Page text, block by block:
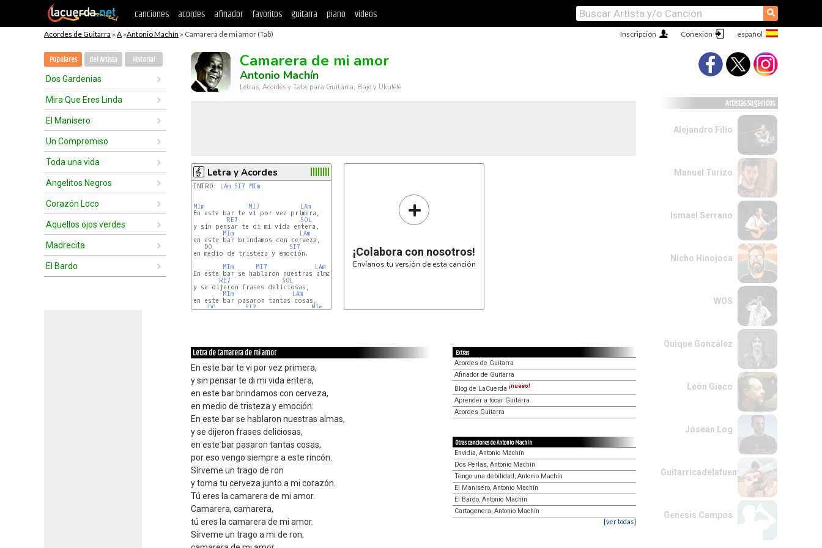
canciones acordes afinador favoritos guitarra piano videos ⚲
Acordes de Guitarra » A »Antonio Machín » Camarera de mi amor (Tab) Conexión
Inscripción
Populares del Artista Historial
Dos Gardenias
Mira Que Eres Linda
El Manisero
Un Compromiso
Toda una vida
Angelitos Negros
Corazón Loco
Aquellos ojos verdes
Madrecita
El Bardo
Camarera de mi amor
Antonio Machín
Letras, Acordes y Tabs para Guitarra, Bajo y Ukulele
Letra y Acordes
INTRO: LAm SI7 MIm
MIm MI7
LAm
En este bar te vi por vez primera,
RE7
SOL
y sin pensar te di mi vida entera,
MIm
LAm
en este bar brindamos con cerveza,
DO
SI7
en medio de tristeza y emoción.
MIm
MI7
LAm
En este bar se hablaron nuestras almas,
RE7
SOL
y se dijeron frases deliciosas,
MIm
LAm
en este bar pasaron tantas cosas,
DO
SI7
MIm
+
¡Colabora con nosotros!
Envíanos tu versión de esta canción
Letra de Camarera de mi amor
En este bar te vi por vez primera,
y sin pensar te di mi vida entera,
en este bar brindamos con cerveza,
en medio de tristeza y emoción.
En este bar se hablaron nuestras almas,
y se dijeron frases deliciosas,
en este bar pasaron tantas cosas,
por eso vengo siempre a este rincón.
Sírveme un trago de ron
y toma tu cerveza junto a mi corazón.
Tú eres la camarera de mi amor.
Camarera, camarera,
tú eres la camarera de mi amor.
Sírveme un trago a mi de ron,
Extras
Acordes de Guitarra
Afinador de Guitarra
Blog de LaCuerda ¡nuevo!
Aprender a tocar Guitarra
Acordes Guitarra
Otras canciones de Antonio Machín
Envidia, Antonio Machín
Dos Perlas, Antonio Machín
Tengo una debilidad, Antonio Machín
El Manisero, Antonio Machín
El Bardo, Antonio Machín
Cartagenera, Antonio Machín
[ver todas]
Artistas Sugeridos
Alejandro Filio
Manuel Turizo
Ismael Serrano
Nicho Hinojosa
WOS
Quique González
León Gieco
Jósean Log
Guitarricadelafuente
Genesis Campos